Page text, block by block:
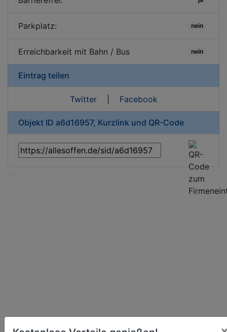
Parkplatz: nein
Erreichbarkeit mit Bahn / Bus nein
Eintrag teilen
Twitter| Facebook
Objekt ID a6d16957, Kurzlink und QR-Code